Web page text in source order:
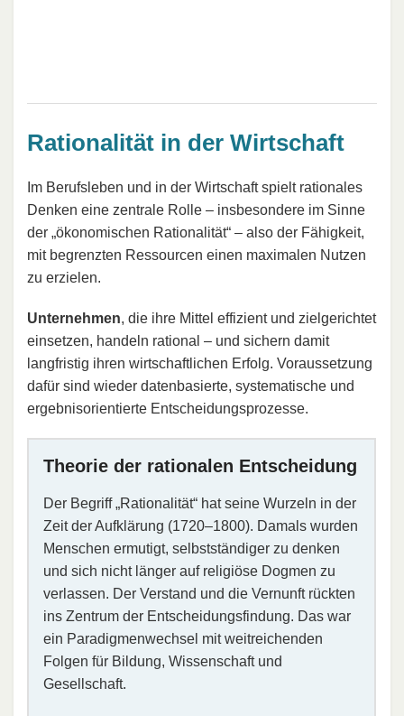
Rationalität in der Wirtschaft
Im Berufsleben und in der Wirtschaft spielt rationales
Denken eine zentrale Rolle – insbesondere im Sinne
der „ökonomischen Rationalität“ – also der Fähigkeit,
mit begrenzten Ressourcen einen maximalen Nutzen
zu erzielen.
Unternehmen, die ihre Mittel effizient und zielgerichtet
einsetzen, handeln rational – und sichern damit
langfristig ihren wirtschaftlichen Erfolg. Voraussetzung
dafür sind wieder datenbasierte, systematische und
ergebnisorientierte Entscheidungsprozesse.
Theorie der rationalen Entscheidung
Der Begriff „Rationalität“ hat seine Wurzeln in der
Zeit der Aufklärung (1720–1800). Damals wurden
Menschen ermutigt, selbstständiger zu denken
und sich nicht länger auf religiöse Dogmen zu
verlassen. Der Verstand und die Vernunft rückten
ins Zentrum der Entscheidungsfindung. Das war
ein Paradigmenwechsel mit weitreichenden
Folgen für Bildung, Wissenschaft und
Gesellschaft.